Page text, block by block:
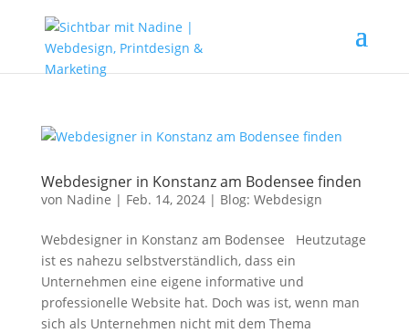
Webdesigner in Konstanz am Bodensee finden
von Nadine | Feb. 14, 2024| Blog: Webdesign
Webdesigner in Konstanz am Bodensee Heutzutage
ist es nahezu selbstverständlich, dass ein
Unternehmen eine eigene informative und
professionelle Website hat. Doch was ist, wenn man
sich als Unternehmen nicht mit dem Thema